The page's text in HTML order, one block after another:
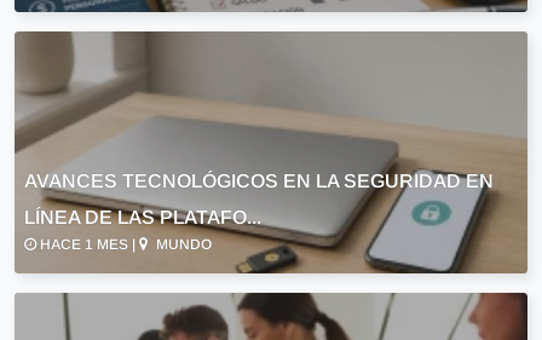
AVANCES TECNOLÓGICOS EN LA SEGURIDAD EN
LÍNEA DE LAS PLATAFO...
HACE 1 MES | MUNDO